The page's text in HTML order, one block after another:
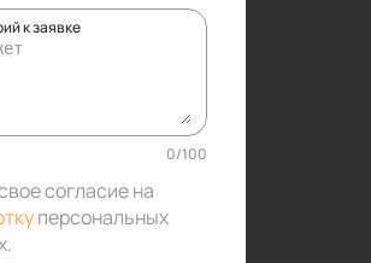
к заявке
0/100
согласие на
персональных
.